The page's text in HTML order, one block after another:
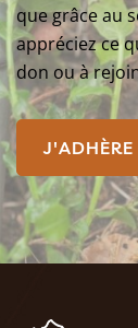
que grâce au
appréciez ce
don ou à
J'ADHÈRE